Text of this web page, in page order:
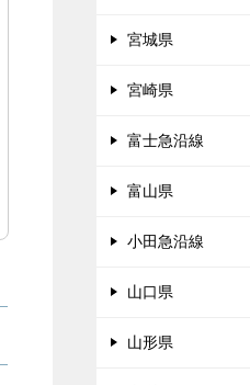
宮城県
宮崎県
富士急沿線
富山県
小田急沿線
山口県
山形県